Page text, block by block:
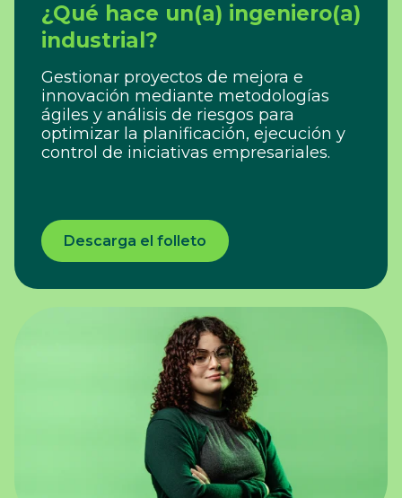
¿Qué hace un(a) ingeniero(a)
industrial?
Gestionar proyectos de mejora e
innovación mediante metodologías
ágiles y análisis de riesgos para
optimizar la planificación, ejecución y
control de iniciativas empresariales.
Descarga el folleto